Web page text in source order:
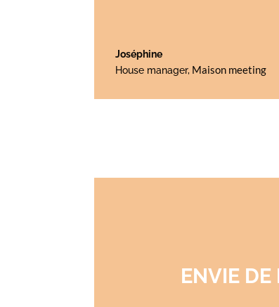
Joséphine
House manager, Maison meeting
ENVIE DE